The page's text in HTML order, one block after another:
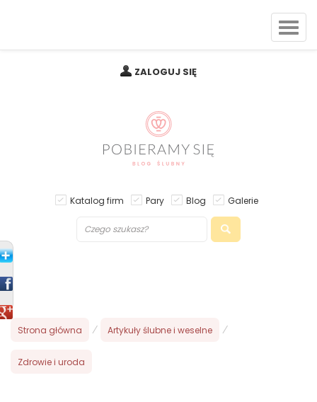
ZALOGUJ SIĘ
Katalog firm Pary Blog Galerie
Strona główna / Artykuły ślubne i weselne /
Zdrowie i uroda